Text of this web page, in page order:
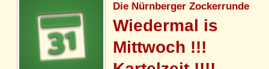
Die Nürnberger Zockerrunde
Wiedermal is
Mittwoch !!!